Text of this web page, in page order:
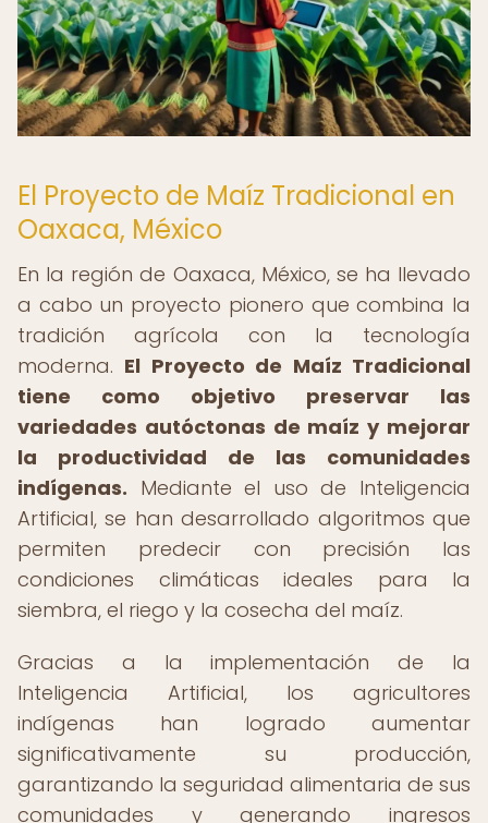
El Proyecto de Maíz Tradicional en
Oaxaca, México
En la región de Oaxaca, México, se ha llevado
a cabo un proyecto pionero que combina la
tradición agrícola con la tecnología
moderna. El Proyecto de Maíz Tradicional
tiene como objetivo preservar las
variedades autóctonas de maíz y mejorar
la productividad de las comunidades
indígenas. Mediante el uso de Inteligencia
Artificial, se han desarrollado algoritmos que
permiten predecir con precisión las
condiciones climáticas ideales para la
siembra, el riego y la cosecha del maíz.
Gracias a la implementación de la
Inteligencia Artificial, los agricultores
indígenas han logrado aumentar
significativamente su producción,
garantizando la seguridad alimentaria de sus
comunidades y generando ingresos